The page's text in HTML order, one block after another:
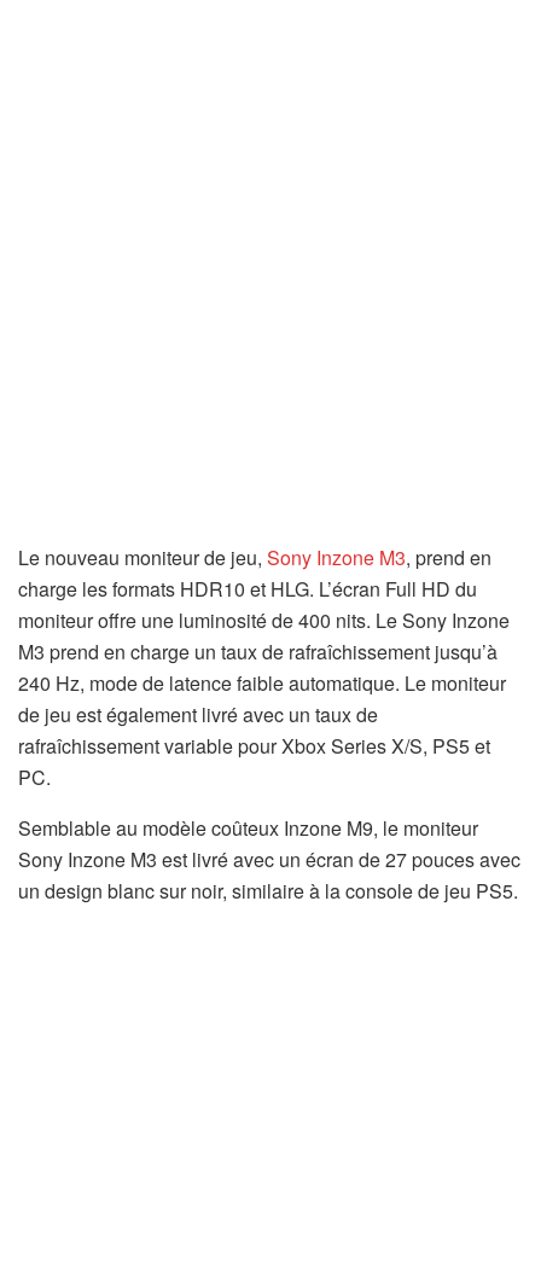
Le nouveau moniteur de jeu, Sony Inzone M3, prend en
charge les formats HDR10 et HLG. L’écran Full HD du
moniteur offre une luminosité de 400 nits. Le Sony Inzone
M3 prend en charge un taux de rafraîchissement jusqu’à
240 Hz, mode de latence faible automatique. Le moniteur
de jeu est également livré avec un taux de
rafraîchissement variable pour Xbox Series X/S, PS5 et
PC.
Semblable au modèle coûteux Inzone M9, le moniteur
Sony Inzone M3 est livré avec un écran de 27 pouces avec
un design blanc sur noir, similaire à la console de jeu PS5.